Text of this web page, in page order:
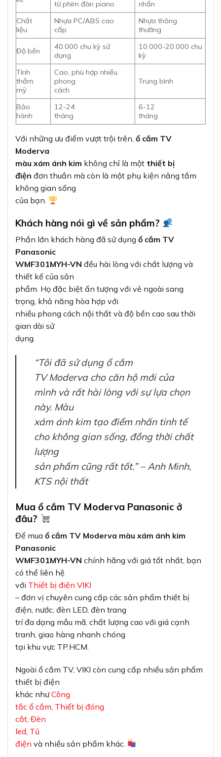
đơn thuần mà còn là một phụ kiện nâng tầm
không gian sống
của bạn.
Khách hàng nói gì về sản phẩm?
Phần lớn khách hàng đã sử dụng
Panasonic
WMF301MYH-VNđều hài lòng với chất lượng và
thiết kế của sản
phẩm. Họ đặc biệt ấn tượng với vẻ ngoài sang
trọng, khả năng hòa hợp với
nhiều phong cách nội thất và độ bền cao sau thời
gian dài sử
dụng.
“Tôi đã sử dụng ổ cắm
mình và rất hài lòng với sự lựa chọn
này. Màu
xám ánh kim tạo điểm nhấn tinh tế
cho không gian sống, đồng thời chất
lượng
sản phẩm cũng rất tốt.” – Anh Minh,
KTS nội thất
Mua ổ cắm TV Moderva Panasonic ở
đâu?
Để mua ổ cắm TV Moderva màu xám ánh kim
Panasonic
WMF301MYH-VNchính hãng với giá tốt nhất, bạn
có thể liên hệ
Thiết bị điện VIKI
– đơn vị chuyên cung cấp các sản phẩm thiết bị
điện, nước, đèn LED, đèn trang
trí đa dạng mẫu mã, chất lượng cao với giá cạnh
tranh, giao hàng nhanh chóng
tại khu vực TP.HCM.
Ngoài ổ cắm TV, VIKI còn cung cấp nhiều sản phẩm
thiết bị điện
tắc ổ cắm ,Thiết bị đóng
cắt ,Đèn
led,Tủ
điện và nhiều sản phẩm khác.
Kết luận
Ổ cắm TV Moderva màu xám ánh kim Panasonic
WMF301MYH-VN
là sự kết hợp hoàn hảo giữa công
nghệ tiên tiến
và thiết kế thẩm mỹ. Với thiết kế sang trọng, chất
lượng vượt trội và mức giá
hợp lý, đây chắc chắn là lựa chọn lý tưởng cho
những không gian sống hiện
đại, đẳng cấp.
Nếu bạn đang tìm kiếm một giải pháp nâng tầm
không gian sống mà
vẫn đảm bảo tính năng kỹ thuật,